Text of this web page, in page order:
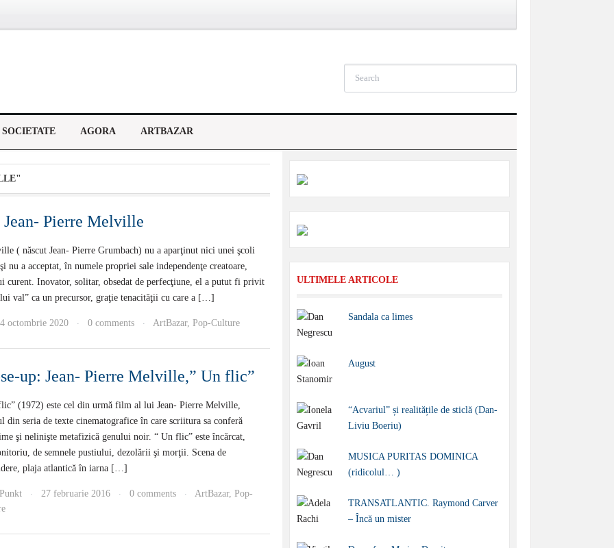
SOCIETATE AGORA ARTBAZAR
Jean- Pierre Melville
( născut Jean- Pierre Grumbach) nu a aparţinut nici unei şcoli
nu a acceptat, în numele propriei sale independenţe creatoare,
curent. Inovator, solitar, obsedat de perfecţiune, el a putut fi privit
val” ca un precursor, graţie tenacităţii cu care a […]
4 octombrie 2020 · 0 comments · ArtBazar, Pop-Culture
up: Jean- Pierre Melville,” Un flic”
(1972) este cel din urmă film al lui Jean- Pierre Melville,
din seria de texte cinematografice în care scriitura sa conferă
şi nelinişte metafizică genului noir. “ Un flic” este încărcat,
de semnele pustiului, dezolării şi morţii. Scena de
plaja atlantică în iarna […]
· 27 februarie 2016 · 0 comments · ArtBazar, Pop-
ULTIMELE ARTICOLE
Sandala ca limes
August
“Acvariul” și realitățile de sticlă (Dan-
Liviu Boeriu)
MUSICA PURITAS DOMINICA
(ridicolul… )
TRANSATLANTIC. Raymond Carver
– Încă un mister